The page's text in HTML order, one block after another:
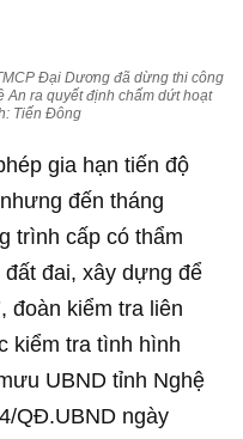
Đại Dương đã dừng thi công
An ra quyết định chấm dứt hoạt
Tiến Đông
gia hạn tiến độ
đến tháng
trình cấp có thẩm
đai, xây dựng để
đoàn kiểm tra liên
kiểm tra tình hình
UBND tỉnh Nghệ
QĐ.UBND ngày